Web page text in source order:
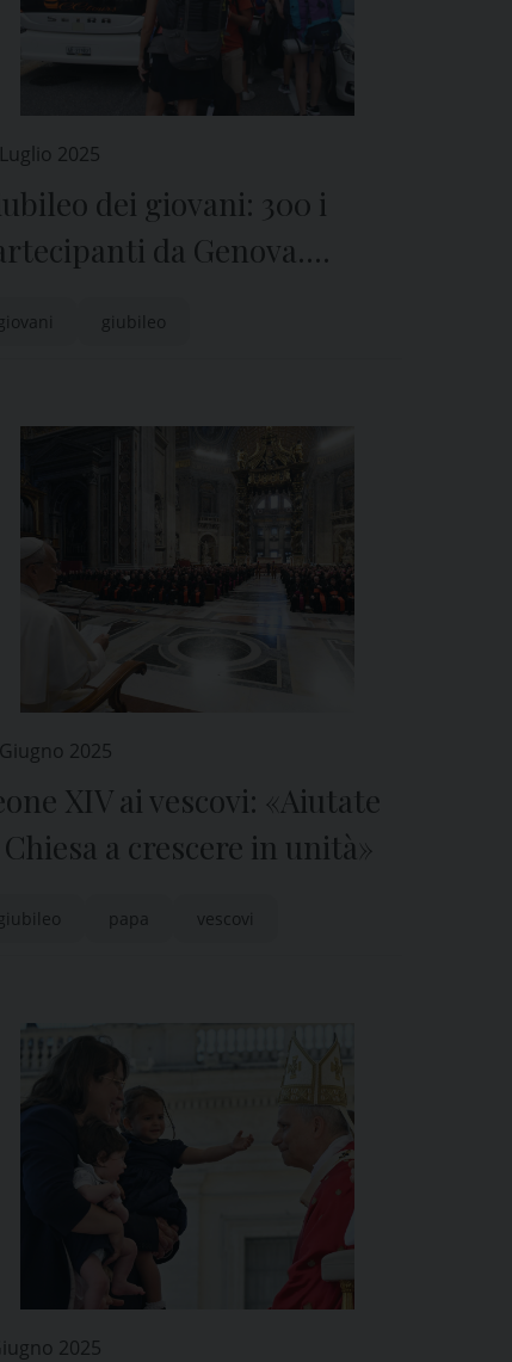
2025
dei giovani: 300 i
da Genova.
in città e le
giubileo
2025
XIV ai vescovi: «Aiutate
a crescere in unità»
papa vescovi
2025